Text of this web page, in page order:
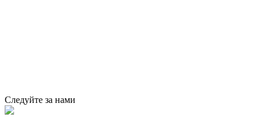
Следуйте за нами